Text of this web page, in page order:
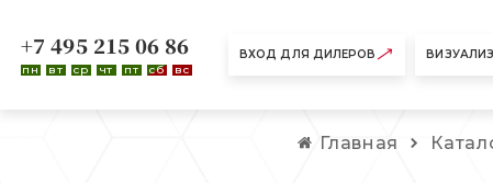
ВХОД ДЛЯ ДИЛЕРОВ
+7 495 215 06 86
пн вт ср чт пт сб вс
Главная